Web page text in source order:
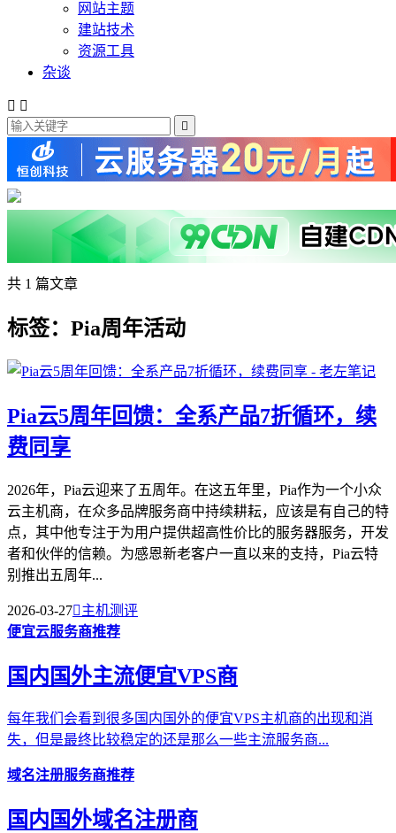
网站主题
建站技术
资源工具
杂谈
 

共 1 篇文章
标签：Pia周年活动
Pia云5周年回馈：全系产品7折循环，续
费同享
2026年，Pia云迎来了五周年。在这五年里，Pia作为一个小众
云主机商，在众多品牌服务商中持续耕耘，应该是有自己的特
点，其中他专注于为用户提供超高性价比的服务器服务，开发
者和伙伴的信赖。为感恩新老客户一直以来的支持，Pia云特
别推出五周年...
2026-03-27主机测评
便宜云服务商推荐
国内国外主流便宜VPS商
每年我们会看到很多国内国外的便宜VPS主机商的出现和消
失，但是最终比较稳定的还是那么一些主流服务商...
域名注册服务商推荐
国内国外域名注册商